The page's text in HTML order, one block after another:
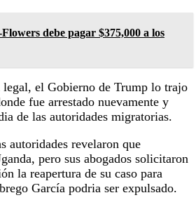
Flowers debe pagar $375,000 a los
legal, el Gobierno de Trump lo trajo
fue arrestado nuevamente y
de las autoridades migratorias.
autoridades revelaron que
pero sus abogados solicitaron
la reapertura de su caso para
García podria ser expulsado.